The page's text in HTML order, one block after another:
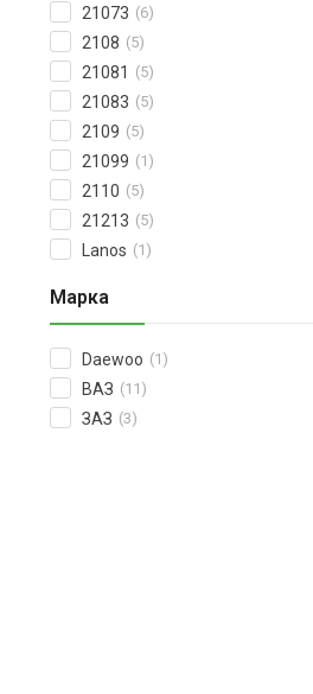
21073 (6)
2108 (5)
21081 (5)
21083 (5)
2109 (5)
21099 (1)
2110 (5)
21213 (5)
Lanos (1)
Марка
Daewoo (1)
ВАЗ (11)
ЗАЗ (3)